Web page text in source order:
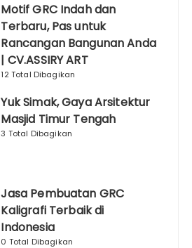
Motif GRC Indah dan
Terbaru, Pas untuk
Rancangan Bangunan Anda
| CV.ASSIRY ART
12 Total Dibagikan
Yuk Simak, Gaya Arsitektur
Masjid Timur Tengah
3 Total Dibagikan
Jasa Pembuatan GRC
Kaligrafi Terbaik di
Indonesia
0 Total Dibagikan